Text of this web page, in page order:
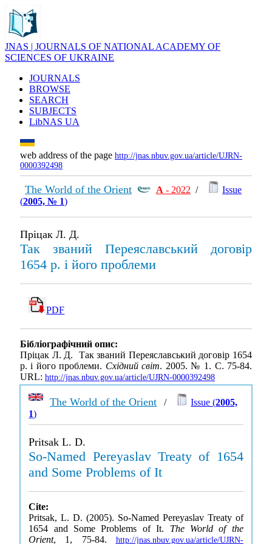
JNAS | JOURNALS OF NATIONAL ACADEMY OF
SCIENCES OF UKRAINE
JOURNALS
BROWSE
SEARCH
SUBJECTS
LibNAS UA
web address of the page http://jnas.nbuv.gov.ua/article/UJRN-
0000392498
The World of the Orient А - 2022 /
Issue
(2005, № 1)
Пріцак Л. Д.
Так званий Переяславський договір
1654 р. і його проблеми
PDF
Бібліографічний опис:
Пріцак Л. Д. Так званий Переяславський договір 1654
р. і його проблеми. Східний світ. 2005. № 1. С. 75-84.
URL: http://jnas.nbuv.gov.ua/article/UJRN-0000392498
The World of the Orient / Issue (2005,
1)
Pritsak L. D.
So-Named Pereyaslav Treaty of 1654
and Some Problems of It
Cite:
Pritsak, L. D. (2005). So-Named Pereyaslav Treaty of
1654 and Some Problems of It. The World of the
Orient, 1, 75-84. http://jnas.nbuv.gov.ua/article/UJRN-